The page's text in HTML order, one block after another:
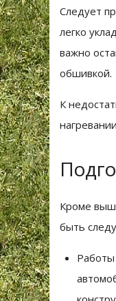
Следует
легко
важно
обшивкой.
К
Кроме
быть
Работы